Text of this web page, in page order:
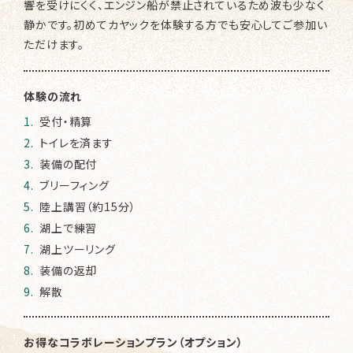
響を受けにくく、エンジン船が禁止されているため波も少なく
静かです。初めてカヤックを体験する方でも安心してご参加い
ただけます。
体験の流れ
受付・精算
トイレを済ます
装備の配付
ブリーフィング
陸上講習（約15分）
湖上で練習
湖上ツーリング
装備の返却
解散
お得なコラボレーションプラン（オプション）